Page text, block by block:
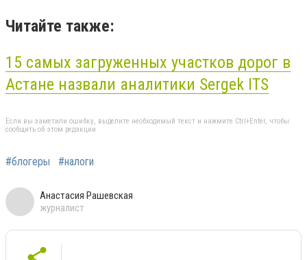
Читайте также:
15 самых загруженных участков дорог в
Астане назвали аналитики Sergek ITS
Если вы заметили ошибку, выделите необходимый текст и нажмите Ctrl+Enter, чтобы
сообщить об этом редакции
#блогеры #налоги
Анастасия Рашевская
журналист